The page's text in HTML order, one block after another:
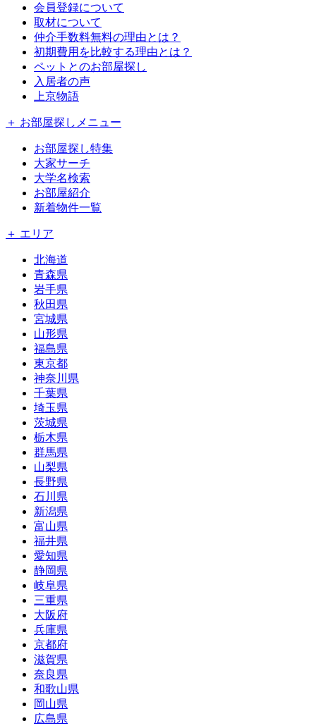
会員登録について
取材について
仲介手数料無料の理由とは？
初期費用を比較する理由とは？
ペットとのお部屋探し
入居者の声
上京物語
＋ お部屋探しメニュー
お部屋探し特集
大家サーチ
大学名検索
お部屋紹介
新着物件一覧
＋ エリア
北海道
青森県
岩手県
秋田県
宮城県
山形県
福島県
東京都
神奈川県
千葉県
埼玉県
茨城県
栃木県
群馬県
山梨県
長野県
石川県
新潟県
富山県
福井県
愛知県
静岡県
岐阜県
三重県
大阪府
兵庫県
京都府
滋賀県
奈良県
和歌山県
岡山県
広島県